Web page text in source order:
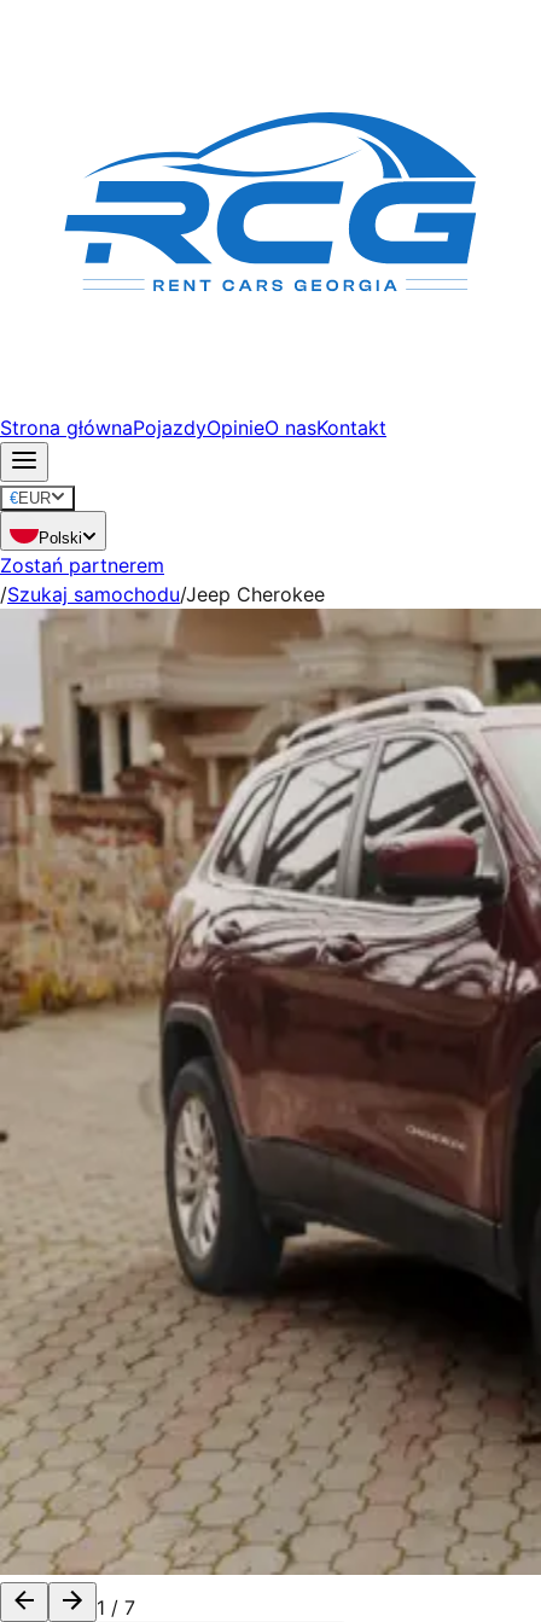
Strona głównaPojazdyOpinieO nasKontakt
€EUR
Polski
Zostań partnerem
/Szukaj samochodu/Jeep Cherokee
1 / 7